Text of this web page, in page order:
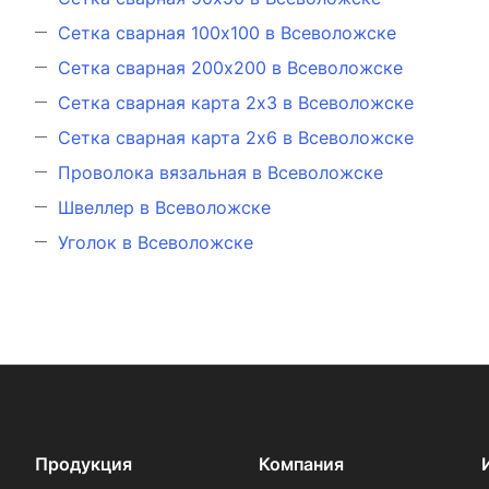
Сетка сварная 100х100 в Всеволожске
Сетка сварная 200х200 в Всеволожске
Сетка сварная карта 2х3 в Всеволожске
Сетка сварная карта 2х6 в Всеволожске
Проволока вязальная в Всеволожске
Швеллер в Всеволожске
Уголок в Всеволожске
Продукция Компания